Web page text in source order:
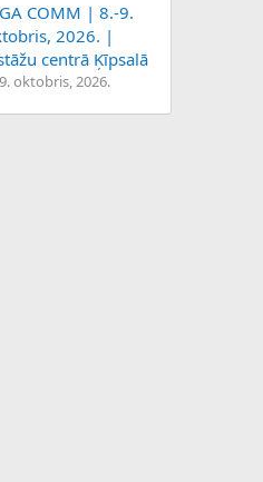
COMM | 8.-9.
2026. |
centrā Ķīpsalā
oktobris, 2026.